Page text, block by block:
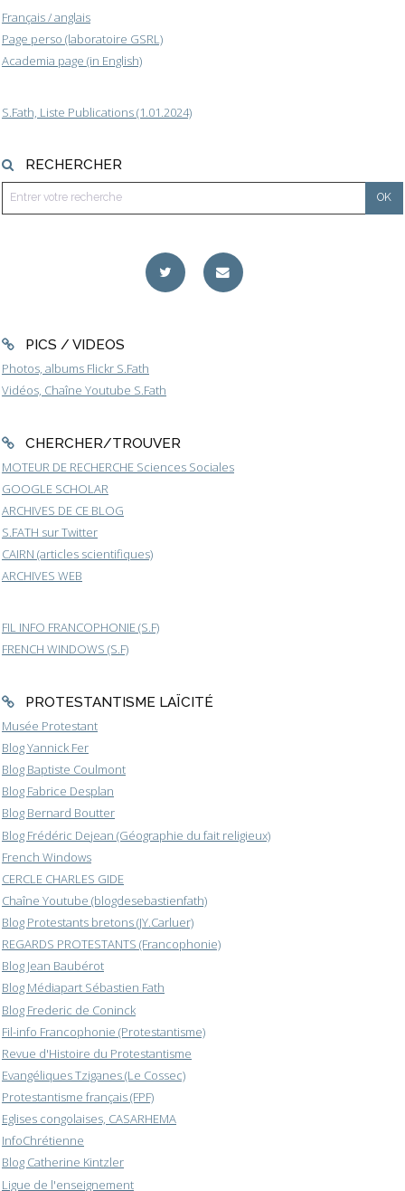
Français / anglais
Page perso (laboratoire GSRL)
Academia page (in English)
S.Fath, Liste Publications (1.01.2024)
RECHERCHER
PICS / VIDEOS
Photos, albums Flickr S.Fath
Vidéos, Chaîne Youtube S.Fath
CHERCHER/TROUVER
MOTEUR DE RECHERCHE Sciences Sociales
GOOGLE SCHOLAR
ARCHIVES DE CE BLOG
S.FATH sur Twitter
CAIRN (articles scientifiques)
ARCHIVES WEB
FIL INFO FRANCOPHONIE (S.F)
FRENCH WINDOWS (S.F)
PROTESTANTISME LAÏCITÉ
Musée Protestant
Blog Yannick Fer
Blog Baptiste Coulmont
Blog Fabrice Desplan
Blog Bernard Boutter
Blog Frédéric Dejean (Géographie du fait religieux)
French Windows
CERCLE CHARLES GIDE
Chaîne Youtube (blogdesebastienfath)
Blog Protestants bretons (JY.Carluer)
REGARDS PROTESTANTS (Francophonie)
Blog Jean Baubérot
Blog Médiapart Sébastien Fath
Blog Frederic de Coninck
Fil-info Francophonie (Protestantisme)
Revue d'Histoire du Protestantisme
Evangéliques Tziganes (Le Cossec)
Protestantisme français (FPF)
Eglises congolaises, CASARHEMA
InfoChrétienne
Blog Catherine Kintzler
Ligue de l'enseignement